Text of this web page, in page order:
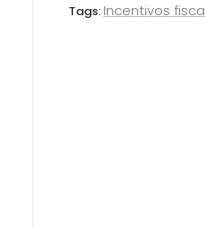
Tags: Incentivos